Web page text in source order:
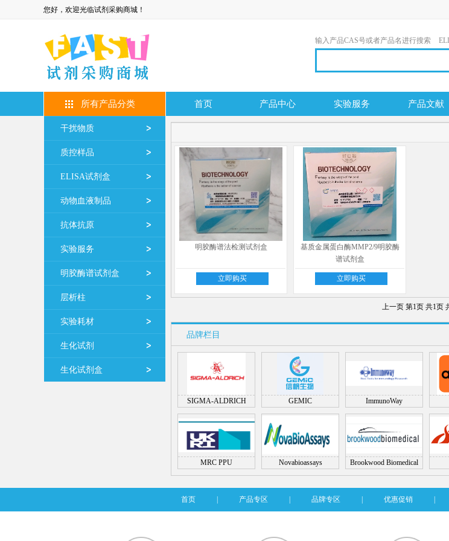
您好，欢迎光临试剂采购商城！
输入产品CAS号或者产品名进行搜索
所有产品分类
干扰物质
质控样品
ELISA试剂盒
动物血液制品
抗体抗原
实验服务
明胶酶谱试剂盒
层析柱
实验耗材
生化试剂
生化试剂盒
首页 产品中心 实验服务 产品文献
明胶酶谱法检测试剂盒
立即购买
基质金属蛋白酶MMP2/9明胶酶
谱试剂盒
立即购买
上一页 第1页 共1页
品牌栏目
SIGMA-ALDRICH GEMIC ImmunoWay
MRC PPU Novabioassays Brookwood Biomedical
首页 产品专区 品牌专区 优惠促销